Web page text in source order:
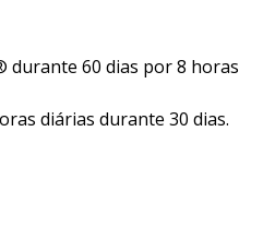
durante 60 dias por 8 horas
diárias durante 30 dias.